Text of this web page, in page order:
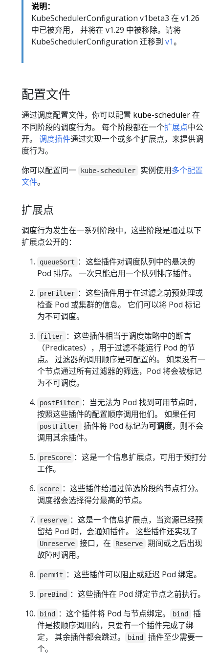
说明：
KubeSchedulerConfiguration v1beta3 在 v1.26
中已被弃用， 并将在 v1.29 中被移除。请将
KubeSchedulerConfiguration 迁移到 v1。
配置文件
通过调度配置文件，你可以配置 kube-scheduler在
不同阶段的调度行为。 每个阶段都在一个扩展点中公
开。 调度插件通过实现一个或多个扩展点，来提供调
度行为。
你可以配置同一
kube-scheduler 实例使用多个配置
文件。
扩展点
调度行为发生在一系列阶段中，这些阶段是通过以下
扩展点公开的：
queueSort
：这些插件对调度队列中的悬决的
Pod 排序。 一次只能启用一个队列排序插件。
preFilter ：这些插件用于在过滤之前预处理或
检查 Pod 或集群的信息。 它们可以将 Pod 标记
为不可调度。
filter ：这些插件相当于调度策略中的断言
（Predicates），用于过滤不能运行 Pod 的节
点。 过滤器的调用顺序是可配置的。 如果没有一
个节点通过所有过滤器的筛选，Pod 将会被标记
为不可调度。
postFilter ：当无法为 Pod 找到可用节点时，
按照这些插件的配置顺序调用他们。 如果任何
postFilter 插件将 Pod 标记为可调度，则不会
调用其余插件。
preScore ：这是一个信息扩展点，可用于预打分
工作。
score ：这些插件给通过筛选阶段的节点打分。
调度器会选择得分最高的节点。
reserve ：这是一个信息扩展点，当资源已经预
留给 Pod 时，会通知插件。 这些插件还实现了
Unreserve 接口，在 Reserve
期间或之后出现
故障时调用。
permit ：这些插件可以阻止或延迟 Pod 绑定。
preBind ：这些插件在 Pod 绑定节点之前执行。
bind ：这个插件将 Pod 与节点绑定。 bind
插
件是按顺序调用的，只要有一个插件完成了绑
定， 其余插件都会跳过。
bind
插件至少需要一
个。